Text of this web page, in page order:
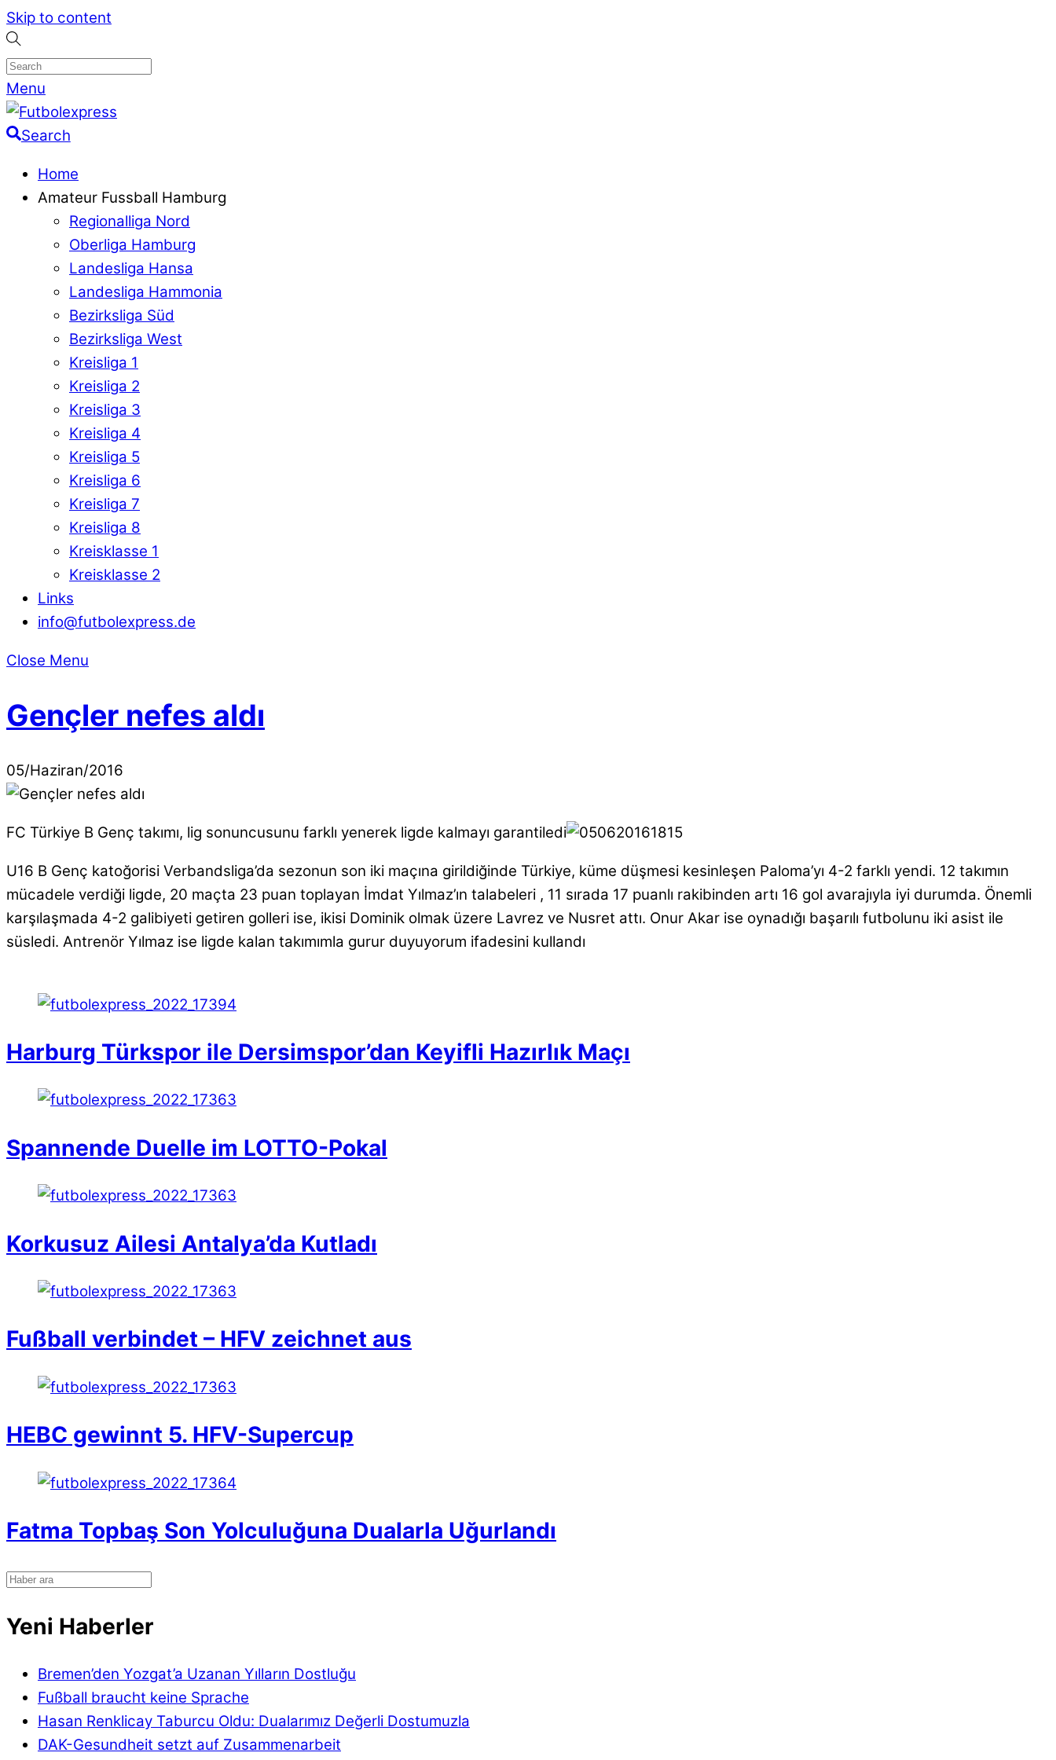
Skip to content
Menu
Search
Home
Amateur Fussball Hamburg
Regionalliga Nord
Oberliga Hamburg
Landesliga Hansa
Landesliga Hammonia
Bezirksliga Süd
Bezirksliga West
Kreisliga 1
Kreisliga 2
Kreisliga 3
Kreisliga 4
Kreisliga 5
Kreisliga 6
Kreisliga 7
Kreisliga 8
Kreisklasse 1
Kreisklasse 2
Links
info@futbolexpress.de
Close Menu
Gençler nefes aldı
05/Haziran/2016
FC Türkiye B Genç takımı, lig sonuncusunu farklı yenerek ligde kalmayı garantiledi
U16 B Genç katoğorisi Verbandsliga’da sezonun son iki maçına girildiğinde Türkiye, küme düşmesi kesinleşen Paloma’yı 4-2 farklı yendi. 12 takımın
mücadele verdiği ligde, 20 maçta 23 puan toplayan İmdat Yılmaz’ın talabeleri , 11 sırada 17 puanlı rakibinden artı 16 gol avarajıyla iyi durumda. Önemli
karşılaşmada 4-2 galibiyeti getiren golleri ise, ikisi Dominik olmak üzere Lavrez ve Nusret attı. Onur Akar ise oynadığı başarılı futbolunu iki asist ile
süsledi. Antrenör Yılmaz ise ligde kalan takımımla gurur duyuyorum ifadesini kullandı
Harburg Türkspor ile Dersimspor’dan Keyifli Hazırlık Maçı
Spannende Duelle im LOTTO-Pokal
Korkusuz Ailesi Antalya’da Kutladı
Fußball verbindet – HFV zeichnet aus
HEBC gewinnt 5. HFV-Supercup
Fatma Topbaş Son Yolculuğuna Dualarla Uğurlandı
Yeni Haberler
Bremen’den Yozgat’a Uzanan Yılların Dostluğu
Fußball braucht keine Sprache
Hasan Renklicay Taburcu Oldu: Dualarımız Değerli Dostumuzla
DAK-Gesundheit setzt auf Zusammenarbeit